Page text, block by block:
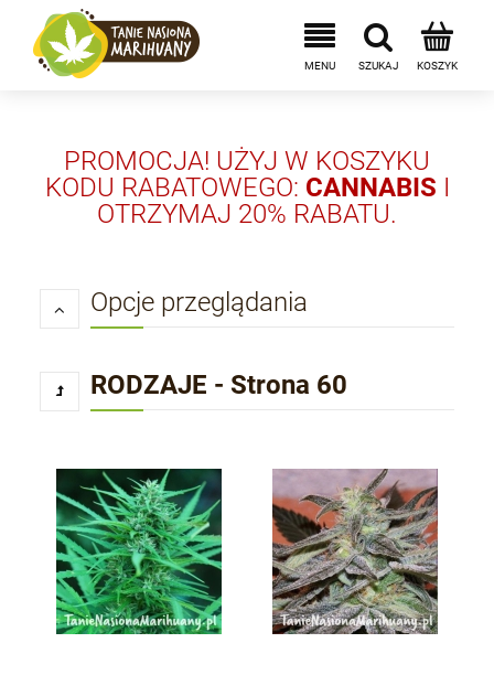
PROMOCJA! UŻYJ W KOSZYKU
KODU RABATOWEGO: CANNABIS I
OTRZYMAJ 20% RABATU.
Opcje przeglądania
RODZAJE - Strona 60